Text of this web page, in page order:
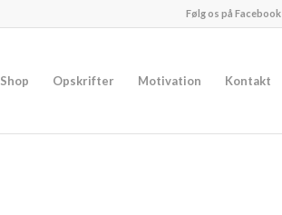
Følg os på Facebook
Shop Opskrifter Motivation Kontakt